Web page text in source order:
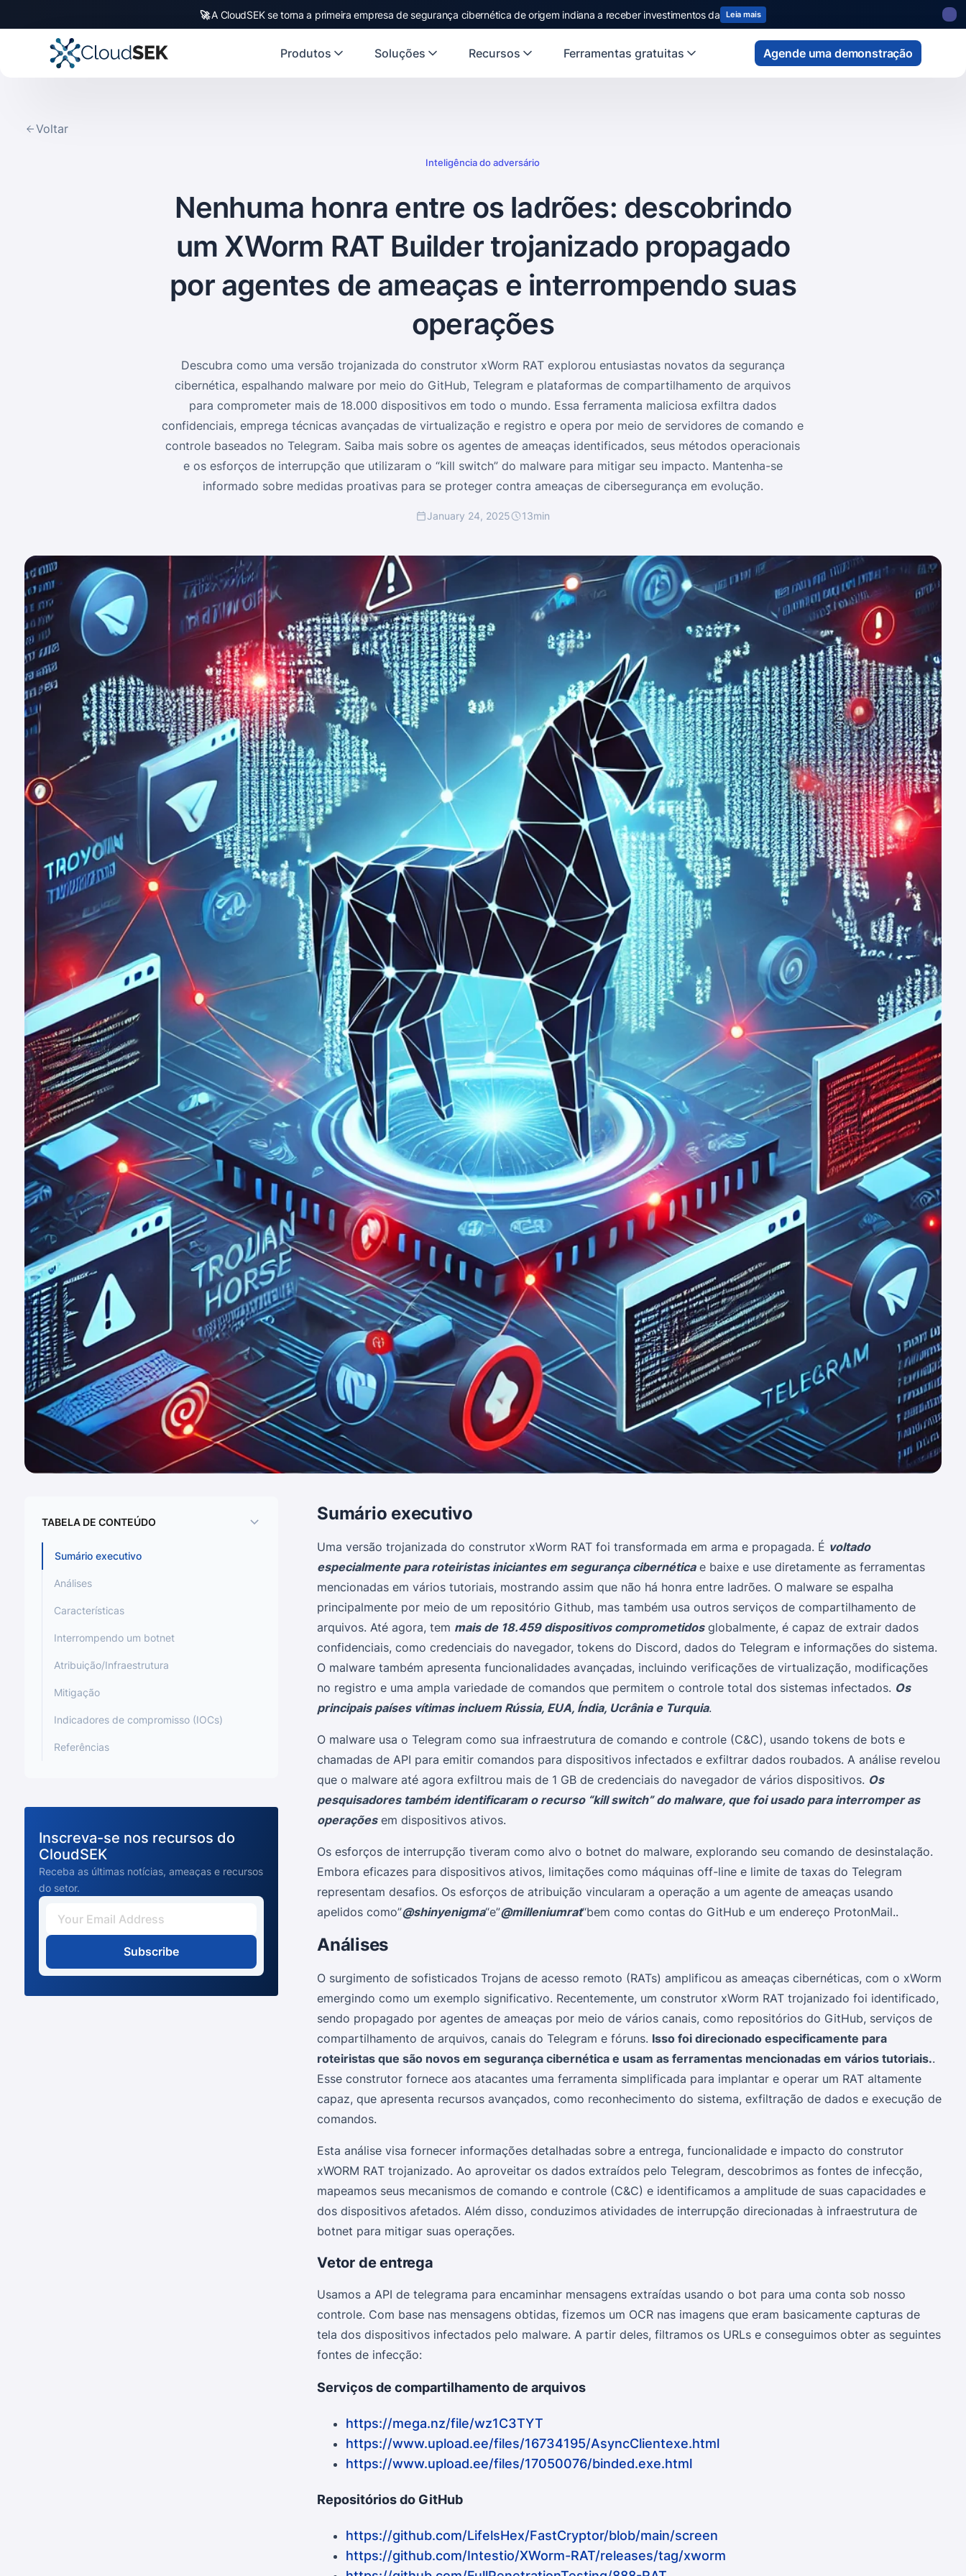
🚀CloudSEK becomes first Indian origin cybersecurity company to receive investment fromUS statefund Read more
Slide 2 of 4.
Produtos Soluções Recursos Ferramentas gratuitas Agende uma demonstração
Voltar
Inteligência do adversário
Nenhuma honra entre os ladrões: descobrindo
um XWorm RAT Builder trojanizado propagado
por agentes de ameaças e interrompendo suas
operações
Descubra como uma versão trojanizada do construtor xWorm RAT explorou entusiastas novatos da segurança
cibernética, espalhando malware por meio do GitHub, Telegram e plataformas de compartilhamento de arquivos
para comprometer mais de 18.000 dispositivos em todo o mundo. Essa ferramenta maliciosa exfiltra dados
confidenciais, emprega técnicas avançadas de virtualização e registro e opera por meio de servidores de comando e
controle baseados no Telegram. Saiba mais sobre os agentes de ameaças identificados, seus métodos operacionais
e os esforços de interrupção que utilizaram o “kill switch” do malware para mitigar seu impacto. Mantenha-se
informado sobre medidas proativas para se proteger contra ameaças de cibersegurança em evolução.
January 24, 2025 13min
TABELA DE CONTEÚDO
Sumário executivo
Análises
Características
Interrompendo um botnet
Atribuição/Infraestrutura
Mitigação
Indicadores de compromisso (IOCs)
Referências
Inscreva-se nos recursos do
CloudSEK
Receba as últimas notícias, ameaças e recursos
do setor.
Subscribe
Sumário executivo
Uma versão trojanizada do construtor xWorm RAT foi transformada em arma e propagada. É voltado
especialmente para roteiristas iniciantes em segurança cibernéticae baixe e use diretamente as ferramentas
mencionadas em vários tutoriais, mostrando assim que não há honra entre ladrões. O malware se espalha
principalmente por meio de um repositório Github, mas também usa outros serviços de compartilhamento de
arquivos. Até agora, tem mais de 18.459 dispositivos comprometidosglobalmente, é capaz de extrair dados
confidenciais, como credenciais do navegador, tokens do Discord, dados do Telegram e informações do sistema.
O malware também apresenta funcionalidades avançadas, incluindo verificações de virtualização, modificações
no registro e uma ampla variedade de comandos que permitem o controle total dos sistemas infectados. Os
principais países vítimas incluem Rússia, EUA, Índia, Ucrânia e Turquia.
O malware usa o Telegram como sua infraestrutura de comando e controle (C&C), usando tokens de bots e
chamadas de API para emitir comandos para dispositivos infectados e exfiltrar dados roubados. A análise revelou
que o malware até agora exfiltrou mais de 1 GB de credenciais do navegador de vários dispositivos. Os
pesquisadores também identificaram o recurso “kill switch” do malware, que foi usado para interromper as
operaçõesem dispositivos ativos.
Os esforços de interrupção tiveram como alvo o botnet do malware, explorando seu comando de desinstalação.
Embora eficazes para dispositivos ativos, limitações como máquinas off-line e limite de taxas do Telegram
representam desafios. Os esforços de atribuição vincularam a operação a um agente de ameaças usando
apelidos como”@shinyenigma“e”@milleniumrat“bem como contas do GitHub e um endereço ProtonMail..
Análises
O surgimento de sofisticados Trojans de acesso remoto (RATs) amplificou as ameaças cibernéticas, com o xWorm
emergindo como um exemplo significativo. Recentemente, um construtor xWorm RAT trojanizado foi identificado,
sendo propagado por agentes de ameaças por meio de vários canais, como repositórios do GitHub, serviços de
compartilhamento de arquivos, canais do Telegram e fóruns. Isso foi direcionado especificamente para
roteiristas que são novos em segurança cibernética e usam as ferramentas mencionadas em vários tutoriais..
Esse construtor fornece aos atacantes uma ferramenta simplificada para implantar e operar um RAT altamente
capaz, que apresenta recursos avançados, como reconhecimento do sistema, exfiltração de dados e execução de
comandos.
Esta análise visa fornecer informações detalhadas sobre a entrega, funcionalidade e impacto do construtor
xWORM RAT trojanizado. Ao aproveitar os dados extraídos pelo Telegram, descobrimos as fontes de infecção,
mapeamos seus mecanismos de comando e controle (C&C) e identificamos a amplitude de suas capacidades e
dos dispositivos afetados. Além disso, conduzimos atividades de interrupção direcionadas à infraestrutura de
botnet para mitigar suas operações.
Vetor de entrega
Usamos a API de telegrama para encaminhar mensagens extraídas usando o bot para uma conta sob nosso
controle. Com base nas mensagens obtidas, fizemos um OCR nas imagens que eram basicamente capturas de
tela dos dispositivos infectados pelo malware. A partir deles, filtramos os URLs e conseguimos obter as seguintes
fontes de infecção:
Serviços de compartilhamento de arquivos
https://mega.nz/file/wz1C3TYT
https://www.upload.ee/files/16734195/AsyncClientexe.html
https://www.upload.ee/files/17050076/binded.exe.html
Repositórios do GitHub
https://github.com/LifelsHex/FastCryptor/blob/main/screen
https://github.com/Intestio/XWorm-RAT/releases/tag/xworm